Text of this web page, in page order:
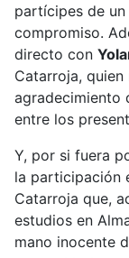
partícipes de
compromiso.
directo con
Catarroja,
agradecimiento
entre los
Y, por si fuera
la participación
Catarroja que,
estudios en
mano inocente